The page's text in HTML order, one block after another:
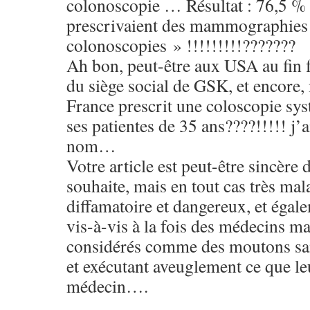
colonoscopie … Résultat : 76,5 %
prescrivaient des
colonoscopies » !!!!!!!!!???????
Ah bon, peut-être aux USA au fin
du siège social de GSK, et
France prescrit une coloscopie
ses patientes de 35 ans????!!!!!
nom…
Votre article est peut-être sincère
souhaite, mais en tout cas très
diffamatoire et dangereux, et
vis-à-vis à la fois des médecins
considérés comme des moutons
et exécutant aveuglement ce que
médecin….